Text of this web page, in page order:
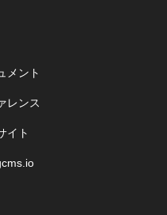
メント
レンス
イト